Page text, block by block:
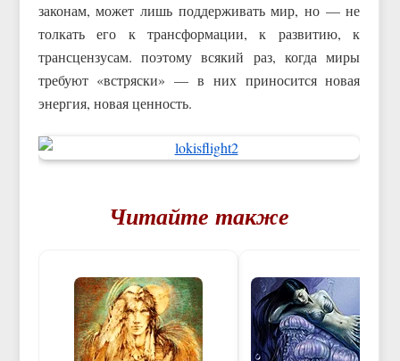
законам, может лишь поддерживать мир, но — не
толкать его к трансформации, к развитию, к
трансцензусам. поэтому всякий раз, когда миры
требуют «встряски» — в них приносится новая
энергия, новая ценность.
Читайте также